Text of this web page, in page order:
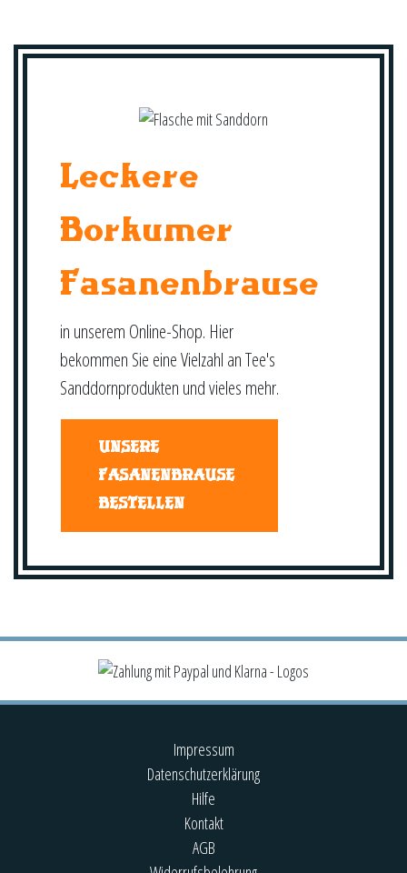
Leckere
Borkumer
Fasanenbrause
in unserem Online-Shop. Hier
bekommen Sie eine Vielzahl an Tee's
Sanddornprodukten und vieles mehr.
UNSERE
FASANENBRAUSE
BESTELLEN
Impressum
Datenschutzerklärung
Hilfe
Kontakt
AGB